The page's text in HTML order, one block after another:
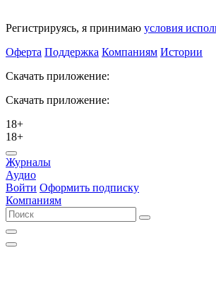
Регистрируясь, я принимаю условия
Оферта Поддержка Компаниям Истории
Скачать приложение:
Скачать приложение:
18+
18+
Журналы
Аудио
Войти Оформить подписку
Компаниям